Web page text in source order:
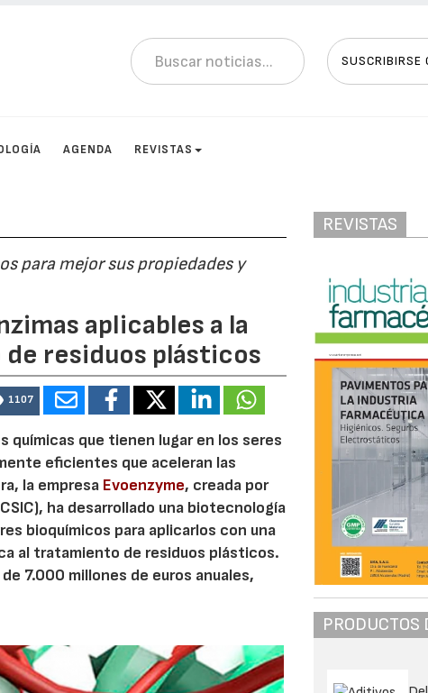
SUSCRIBIRSE
AGENDA REVISTAS
para mejor sus propiedades y
aplicables a la
residuos plásticos
1107
químicas que tienen lugar en los seres
eficientes que aceleran las
la empresa Evoenzyme, creada por
ha desarrollado una biotecnología
bioquímicos para aplicarlos con una
al tratamiento de residuos plásticos.
7.000 millones de euros anuales,
REVISTAS
PRODUCTOS